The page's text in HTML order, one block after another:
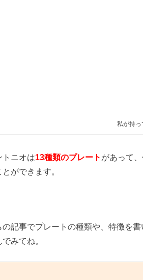
私が持っ
トニオは13種類のプレート があって
ができます。
の記事でプレートの種類や、特徴を
みてね。